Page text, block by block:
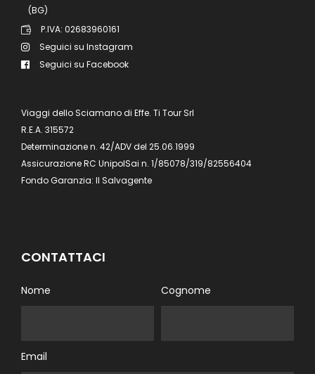
(BG)
P.IVA: 02683960161
Seguici su Instagram
Seguici su Facebook
Viaggi dello Sciamano di Effe. Ti Tour Srl
R.E.A. 315572
Determinazione n. 42/ADV del 25.06.1999
Assicurazione RC UnipolSai n. 1/85078/319/82556404
Fondo Garanzia: Il Salvagente
CONTATTACI
Nome Cognome
Email